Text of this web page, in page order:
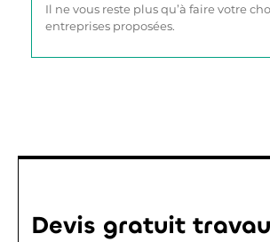
Il ne vous reste plus qu’à faire votre
entreprises proposées.
Devis gratuit